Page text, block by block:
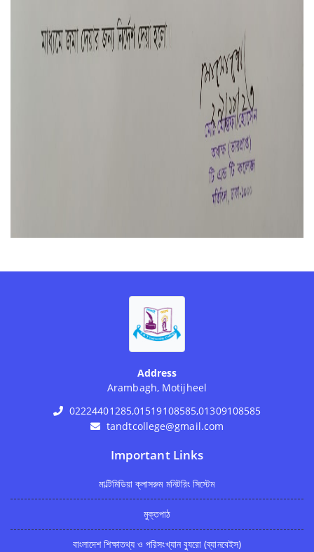
Address
Arambagh, Motijheel
02224401285,01519108585,01309108585
tandtcollege@gmail.com
Important Links
মাল্টিমিডিয়া ক্লাসরুম মনিটরিং সিস্টেম
মুক্তপাঠ
বাংলাদেশ শিক্ষাতথ্য ও পরিসংখ্যান ব্যুরো (ব্যানবেইস)